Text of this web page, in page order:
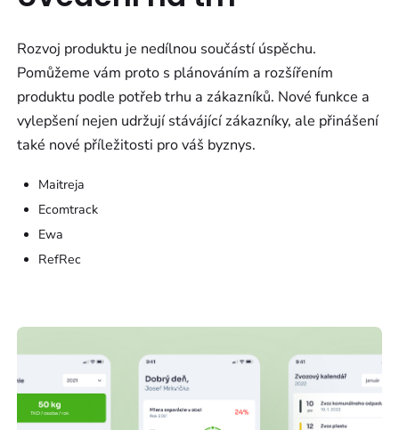
Rozvoj produktu je nedílnou součástí úspěchu.
Pomůžeme vám proto s plánováním a rozšířením
produktu podle potřeb trhu a zákazníků. Nové funkce a
vylepšení nejen udržují stávájící zákazníky, ale přinášení
také nové příležitosti pro váš byznys.
Maitreja
Ecomtrack
Ewa
RefRec